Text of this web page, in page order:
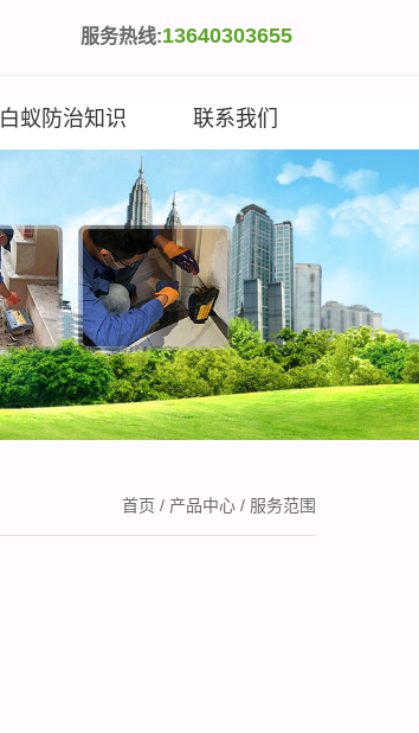
服务热线:13640303655
白蚁防治知识 联系我们
首页 / 产品中心 / 服务范围